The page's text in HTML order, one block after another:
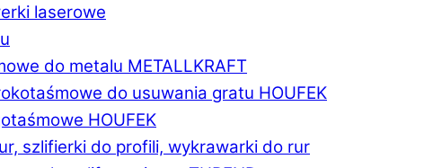
laserowe
do metalu METALLKRAFT
do usuwania gratu HOUFEK
HOUFEK
szlifierki do profili, wykrawarki do rur